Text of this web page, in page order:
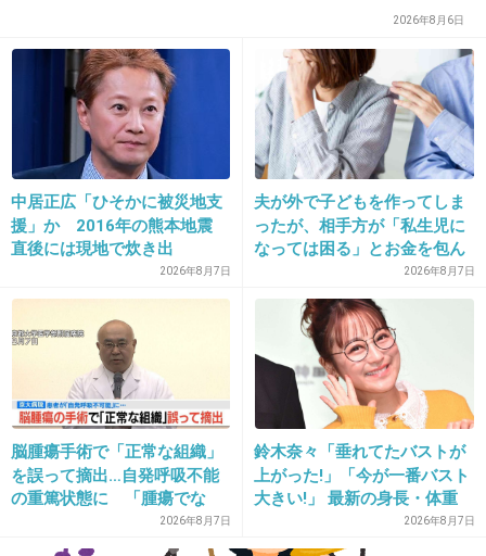
冬季限定のチョコは毎年買ってしまう
+7 -0
29. 匿名2012/11/23(金) 11:22:58
やっぱり鍋でしょ
こたつで食べたいね
+5
2012/11/23(金) 13:09:00
餅
雑煮風、きなこ、醤油砂糖等々
季節関係ないのかもだけど我が家では冬になるとよく食べ
2026年8月6日
中居正広「ひそかに被災地支
援」か 2016年の熊本地震
直後には現地で炊き出
し “誰にも知られなくて良
い”と、むしろ強まる福祉活
2026年8月7日
夫が外で子どもを作ってしま
ったが、相手方が「私生児に
なっては困る」とお金を包ん
で頭を下げに来ても応じず、
晩年まで離婚に応じなかった
親戚の話→「一生復讐にな
る」「これ本人幸せなの？」
2026年8月7日
脳腫瘍手術で「正常な組織」
を誤って摘出…自発呼吸不能
の重篤状態に 「腫瘍でな
い」結果出ても“勘違い”で摘
出継続 通常の生活送ってい
2026年8月7日
鈴木奈々「垂れてたバストが
上がった!」「今が一番バスト
大きい!」 最新の身長・体重
2026年8月7日